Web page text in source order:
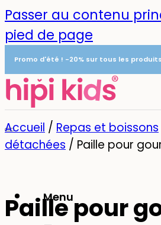
Passer au contenu
pied de page
Promo d'été ! -20% sur tous les produits
Menu
Accueil / Repas et boissons
détachées / Paille pour
Paille pour